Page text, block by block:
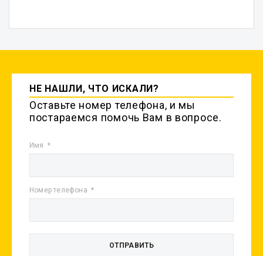
НЕ НАШЛИ, ЧТО ИСКАЛИ?
Оставьте номер телефона, и мы
постараемся помочь Вам в вопросе.
Имя
Номер телефона